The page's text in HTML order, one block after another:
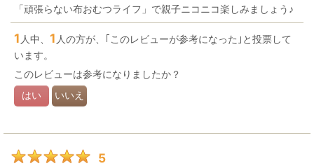
「頑張らない布おむつライフ」で親子ニコニコ楽しみましょう♪
1 人中、 1 人の方が、｢このレビューが参考になった｣と投票して
います。
このレビューは参考になりましたか？
はい いいえ
5